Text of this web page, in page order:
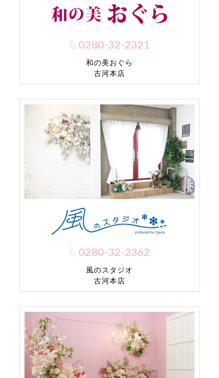
0280-32-2321
和の美おぐら
古河本店
0280-32-2362
風のスタジオ
古河本店